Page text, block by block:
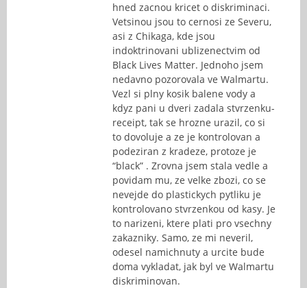
hned zacnou kricet o diskriminaci.
Vetsinou jsou to cernosi ze Severu,
asi z Chikaga, kde jsou
indoktrinovani ublizenectvim od
Black Lives Matter. Jednoho jsem
nedavno pozorovala ve Walmartu.
Vezl si plny kosik balene vody a
kdyz pani u dveri zadala stvrzenku-
receipt, tak se hrozne urazil, co si
to dovoluje a ze je kontrolovan a
podeziran z kradeze, protoze je
“black” . Zrovna jsem stala vedle a
povidam mu, ze velke zbozi, co se
nevejde do plastickych pytliku je
kontrolovano stvrzenkou od kasy. Je
to narizeni, ktere plati pro vsechny
zakazniky. Samo, ze mi neveril,
odesel namichnuty a urcite bude
doma vykladat, jak byl ve Walmartu
diskriminovan.